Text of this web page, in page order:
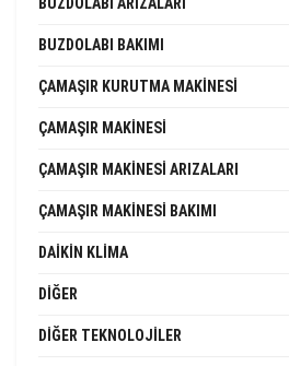
BUZDOLABI BAKIMI
ÇAMAŞIR KURUTMA MAKINESI
ÇAMAŞIR MAKINESI
ÇAMAŞIR MAKINESI ARIZALARI
ÇAMAŞIR MAKINESI BAKIMI
DAIKIN KLIMA
DIĞER
DIĞER TEKNOLOJILER